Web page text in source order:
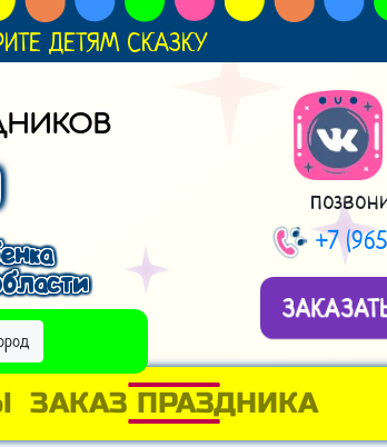
ДЕТЯМ СКАЗКУ
+7
ЗАКАЗ ПРАЗДНИКА